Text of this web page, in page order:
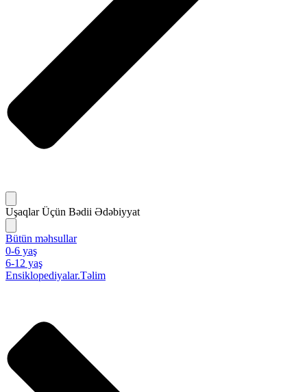
Uşaqlar Üçün Bədii Ədəbiyyat
Bütün məhsullar
0-6 yaş
6-12 yaş
Ensiklopediyalar.Təlim